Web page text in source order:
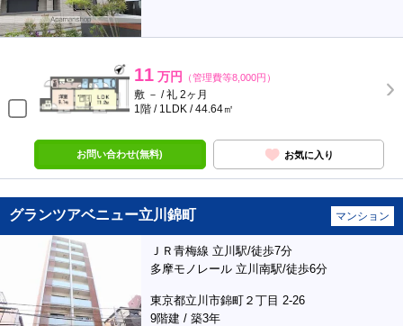
11 万円 （管理費等8,000円）
敷 － / 礼 2ヶ月
1階 / 1LDK / 44.64㎡
お問い合わせ(無料) お気に入り
グランツアベニュー立川錦町 マンション
ＪＲ青梅線 立川駅/徒歩7分
多摩モノレール 立川南駅/徒歩6分
東京都立川市錦町２丁目 2-26
9階建 / 築3年